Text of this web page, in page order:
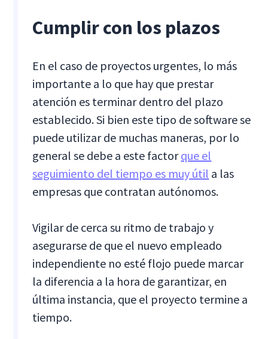
Cumplir con los plazos
En el caso de proyectos urgentes, lo más
importante a lo que hay que prestar
atención es terminar dentro del plazo
establecido. Si bien este tipo de software se
puede utilizar de muchas maneras, por lo
general se debe a este factorque el
seguimiento del tiempo es muy útil a las
empresas que contratan autónomos.
Vigilar de cerca su ritmo de trabajo y
asegurarse de que el nuevo empleado
independiente no esté flojo puede marcar
la diferencia a la hora de garantizar, en
última instancia, que el proyecto termine a
tiempo.